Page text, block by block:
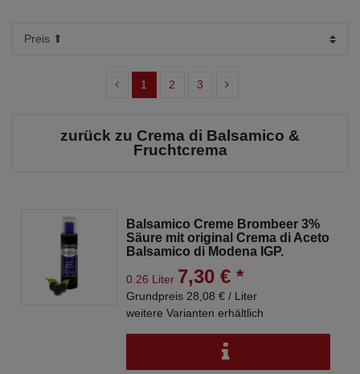
1 2 3
zurück zu Crema di Balsamico &
Fruchtcrema
Balsamico Creme Brombeer 3%
Säure mit original Crema di Aceto
Balsamico di Modena IGP.
0.26 Liter 7,30 € *
Grundpreis 28,08 € / Liter
weitere Varianten erhältlich